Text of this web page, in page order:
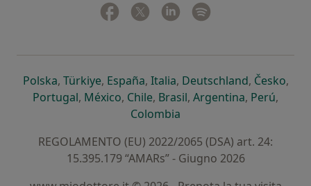
Facebook
si apre in una nuova scheda
Twitter
si apre in una nuova scheda
Linkedin
si apre in una nuova
Polskasi apre in una nuova scheda
, Türkiyesi apre in una nuova scheda
, Españasi apre in una nuova scheda
, Italiasi apre in una nuova
, Deutschlandsi apre in
, Českosi
,
Portugalsi apre in una nuova scheda
, Méxicosi apre in una nuova scheda
, Chilesi apre in una nuova scheda
, Brasilsi apre in una nuova
, Argentinasi apre in
, Perúsi
,
Colombia
REGOLAMENTO (EU) 2022/2065 (DSA) art. 24:
15.395.179 “AMARs” - Giugno 2026